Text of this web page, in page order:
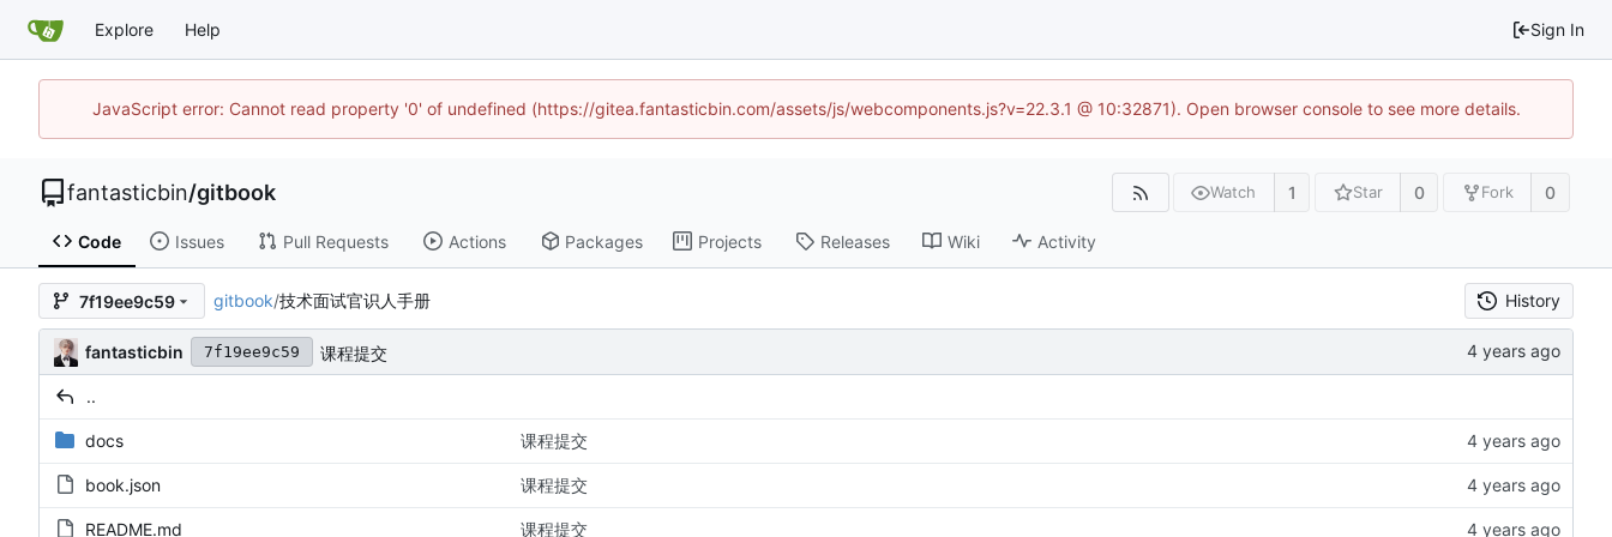
Explore Help Sign In
JavaScript error: Cannot read property '0' of undefined (https://gitea.fantasticbin.com/assets/js/webcomponents.js?v=22.3.1 @ 10:32871). Open browser console to see more details.
fantasticbin/gitbook Watch 1 Star 0 Fork 0
Code Issues Pull Requests Actions Packages Projects Releases Wiki Activity
7f19ee9c59 gitbook/技术面试官识人手册 History
fantasticbin 7f19ee9c59 课程提交
..
docs 课程提交
book.json 课程提交
README.md 课程提交